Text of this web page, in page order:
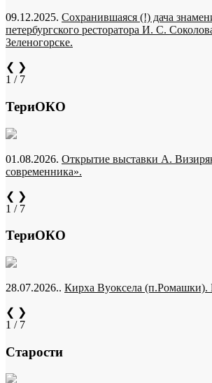
09.12.2025. Сохранившаяся (!) дача
петербургского ресторатора И. С.
Зеленогорске.
❮ ❯
1 / 7
ТериОКО
01.08.2026. Открытие выставки А.
современника».
❮ ❯
1 / 7
ТериОКО
28.07.2026.. Кирха Вуоксела (п.Ромашки).
❮ ❯
1 / 7
Старости